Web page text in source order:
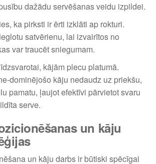
dažādu servēšanas veidu izpildei.
ka pirksti ir ērti izklāti ap rokturi.
satvērienu, lai izvairītos no
var traucēt sniegumam.
kājām plecu platumā.
dominējošo kāju nedaudz uz priekšu,
pamatu, ļaujot efektīvi pārvietot svaru
serve.
un kāju
un kāju darbs ir būtiski spēcīgai